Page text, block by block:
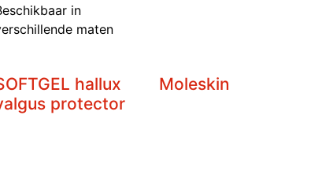
in
maten
hallux
protector
Moleskin